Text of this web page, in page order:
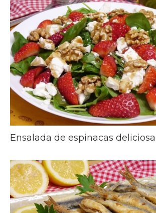
Ensalada de espinacas deliciosa